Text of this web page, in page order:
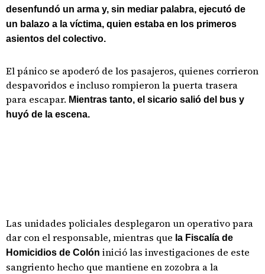
desenfundó un arma y, sin mediar palabra, ejecutó de
un balazo a la víctima, quien estaba en los primeros
asientos del colectivo.
El pánico se apoderó de los pasajeros, quienes corrieron
despavoridos e incluso rompieron la puerta trasera
para escapar. Mientras tanto, el sicario salió del bus y
huyó de la escena.
Las unidades policiales desplegaron un operativo para
dar con el responsable, mientras que la Fiscalía de
Homicidios de Colón inició las investigaciones de este
sangriento hecho que mantiene en zozobra a la